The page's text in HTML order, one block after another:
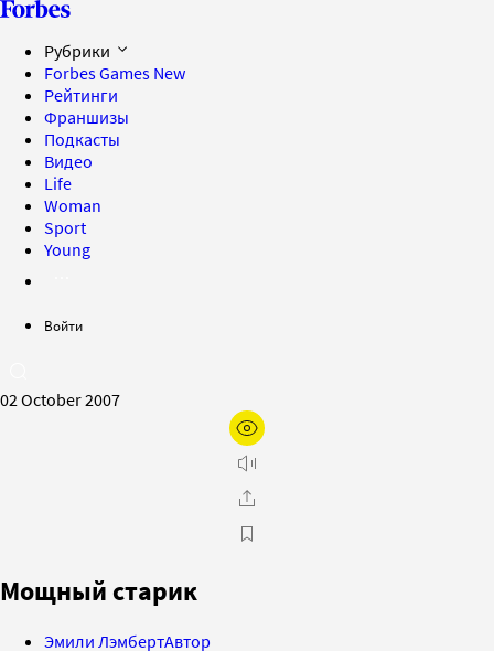
Рубрики
Forbes Games New
Рейтинги
Франшизы
Подкасты
Видео
Life
Woman
Sport
Young
Войти
02 October 2007
Мощный старик
Эмили ЛэмбертАвтор